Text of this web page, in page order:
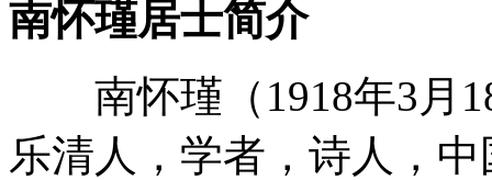
南怀瑾居士简介
南怀瑾（1918年3月18
乐清人，学者，诗人，